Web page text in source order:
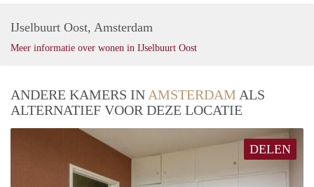
IJselbuurt Oost, Amsterdam
Meer informatie over wonen in IJselbuurt Oost
ANDERE KAMERS IN AMSTERDAM ALS
ALTERNATIEF VOOR DEZE LOCATIE
DELEN